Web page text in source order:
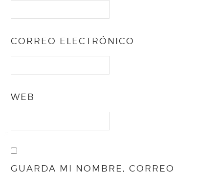
CORREO ELECTRÓNICO
WEB
GUARDA MI NOMBRE, CORREO